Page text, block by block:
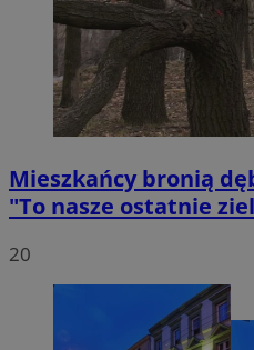
Mieszkańcy bronią
"To nasze ostatnie
20